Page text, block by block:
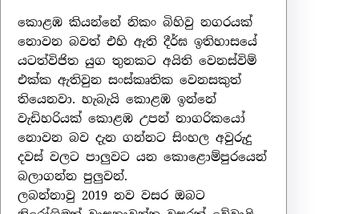
කොළඹ කියන්නේ නිකං බිහිවු නගරයක්
නොවන බවත් එහි ඇති දීර්ඝ ඉතිහාසයේ
යටත්විජිත යුග තුනකට අයිති වෙනස්විම්
එක්ක ඇතිවුන සංස්කෘතික වෙනසකුත්
තියෙනවා. හැබැයි කොළඹ ඉන්නේ
වැඩිහරියක් කොළඹ උපන් නාගරිකයෝ
නොවන බව දැන ගන්නට සිංහල අවුරුදු
දවස් වලට පාලුවට යන කොළොම්පුරයෙන්
බලාගන්න පුලුවන්.
ලබන්නාවු 2019 නව වසර ඔබට